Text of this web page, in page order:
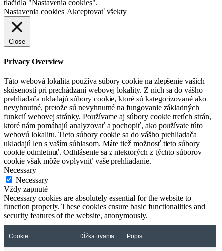
tlačidla "Nastavenia cookies".
Nastavenia cookies Akceptovať všekty
Close
Privacy Overview
Táto webová lokalita používa súbory cookie na zlepšenie vašich
skúseností pri prechádzaní webovej lokality. Z nich sa do vášho
prehliadača ukladajú súbory cookie, ktoré sú kategorizované ako
nevyhnutné, pretože sú nevyhnutné na fungovanie základných
funkcií webovej stránky. Používame aj súbory cookie tretích strán,
ktoré nám pomáhajú analyzovať a pochopiť, ako používate túto
webovú lokalitu. Tieto súbory cookie sa do vášho prehliadača
ukladajú len s vaším súhlasom. Máte tiež možnosť tieto súbory
cookie odmietnuť. Odhlásenie sa z niektorých z týchto súborov
cookie však môže ovplyvniť vaše prehliadanie.
Necessary
Necessary
Vždy zapnuté
Necessary cookies are absolutely essential for the website to
function properly. These cookies ensure basic functionalities and
security features of the website, anonymously.
Cookie Dĺžka trvania Popis